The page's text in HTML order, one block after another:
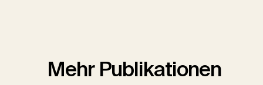
Mehr Publikationen